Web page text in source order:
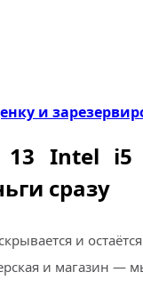
и
Intel i5
сразу
и
и магазин —